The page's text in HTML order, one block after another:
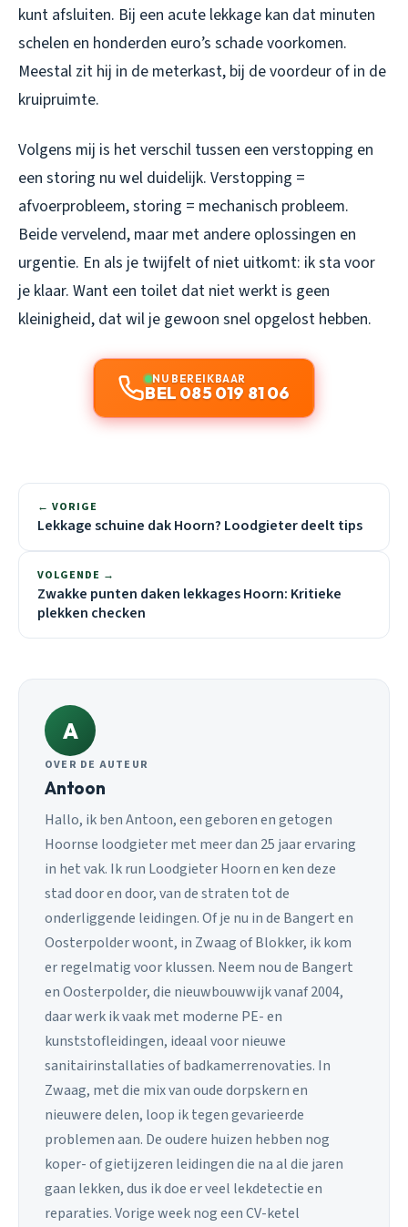
kunt afsluiten. Bij een acute lekkage kan dat minuten
schelen en honderden euro’s schade voorkomen.
Meestal zit hij in de meterkast, bij de voordeur of in de
kruipruimte.
Volgens mij is het verschil tussen een verstopping en
een storing nu wel duidelijk. Verstopping =
afvoerprobleem, storing = mechanisch probleem.
Beide vervelend, maar met andere oplossingen en
urgentie. En als je twijfelt of niet uitkomt: ik sta voor
je klaar. Want een toilet dat niet werkt is geen
kleinigheid, dat wil je gewoon snel opgelost hebben.
NU BEREIKBAAR
BEL 085 019 81 06
← VORIGE
Lekkage schuine dak Hoorn? Loodgieter deelt tips
VOLGENDE →
Zwakke punten daken lekkages Hoorn: Kritieke
plekken checken
A
OVER DE AUTEUR
Antoon
Hallo, ik ben Antoon, een geboren en getogen
Hoornse loodgieter met meer dan 25 jaar ervaring
in het vak. Ik run Loodgieter Hoorn en ken deze
stad door en door, van de straten tot de
onderliggende leidingen. Of je nu in de Bangert en
Oosterpolder woont, in Zwaag of Blokker, ik kom
er regelmatig voor klussen. Neem nou de Bangert
en Oosterpolder, die nieuwbouwwijk vanaf 2004,
daar werk ik vaak met moderne PE- en
kunststofleidingen, ideaal voor nieuwe
sanitairinstallaties of badkamerrenovaties. In
Zwaag, met die mix van oude dorpskern en
nieuwere delen, loop ik tegen gevarieerde
problemen aan. De oudere huizen hebben nog
koper- of gietijzeren leidingen die na al die jaren
gaan lekken, dus ik doe er veel lekdetectie en
reparaties. Vorige week nog een CV-ketel